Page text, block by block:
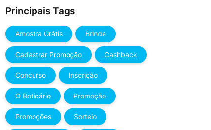
Principais Tags
Amostra Grátis Brinde
Cadastrar Promoção Cashback
Concurso Inscrição
O Boticário Promoção
Promoções Sorteio